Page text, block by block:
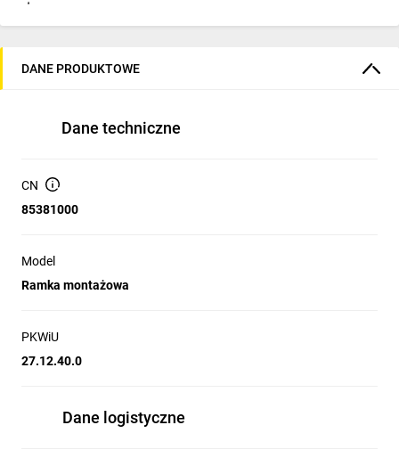
DANE PRODUKTOWE
Dane techniczne
CN
85381000
Model
Ramka montażowa
PKWiU
27.12.40.0
Dane logistyczne